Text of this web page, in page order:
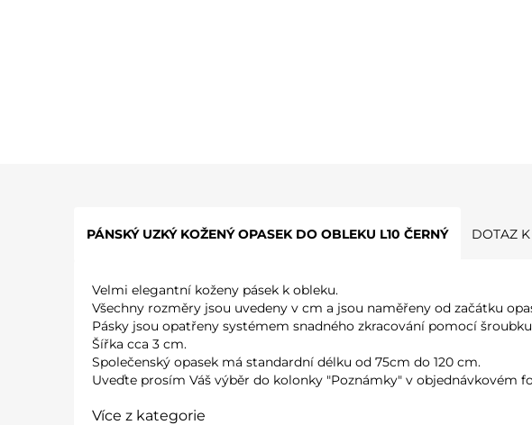
PÁNSKÝ UZKÝ KOŽENÝ OPASEK DO OBLEKU L10 ČERNÝ DOTAZ
Velmi elegantní koženy pásek k obleku.
Všechny rozměry jsou uvedeny v cm a jsou naměřeny od začátku
Pásky jsou opatřeny systémem snadného zkracování pomocí
Šířka cca 3 cm.
Společenský opasek má standardní délku od 75cm do 120 cm.
Uveďte prosím Váš výběr do kolonky "Poznámky" v objednávkovém
Více z kategorie